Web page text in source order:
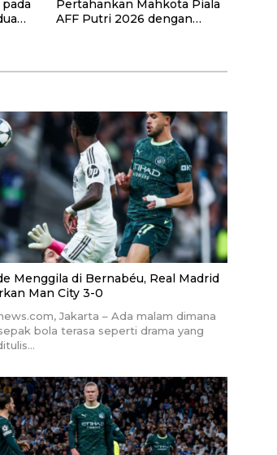
Pertahankan Mahkota Piala
AFF Putri 2026 dengan
Menggila di Bernabéu, Real Madrid
Man City 3-0
Jakarta – Ada malam dimana
bola terasa seperti drama yang